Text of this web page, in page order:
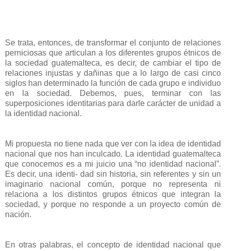
Se trata, entonces, de transformar el conjunto de relaciones
perniciosas que articulan a los diferentes grupos étnicos de
la sociedad guatemalteca, es decir, de cambiar el tipo de
relaciones injustas y dañinas que a lo largo de casi cinco
siglos han determinado la función de cada grupo e individuo
en la sociedad. Debemos, pues, terminar con las
superposiciones identitarias para darle carácter de unidad a
la identidad nacional.
Mi propuesta no tiene nada que ver con la idea de identidad
nacional que nos han inculcado. La identidad guatemalteca
que conocemos es a mi juicio una “no identidad nacional”.
Es decir, una identi- dad sin historia, sin referentes y sin un
imaginario nacional común, porque no representa ni
relaciona a los distintos grupos étnicos que integran la
sociedad, y porque no responde a un proyecto común de
nación.
En otras palabras, el concepto de identidad nacional que